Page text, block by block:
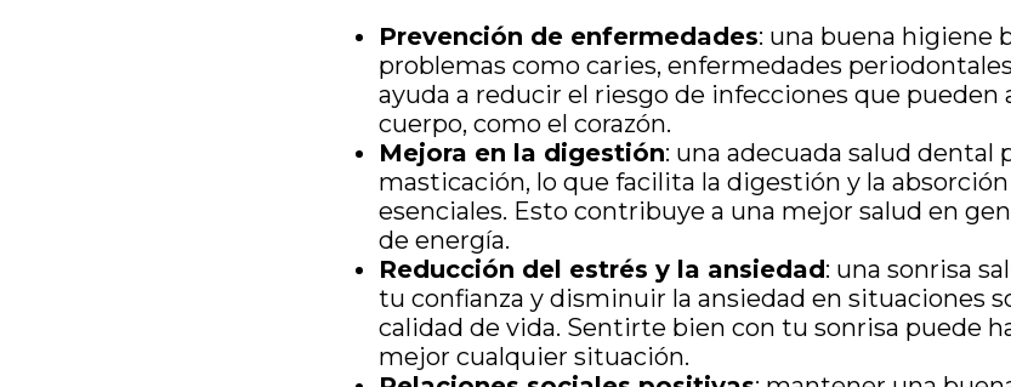
Prevención de enfermedades: una buena higiene
problemas como caries, enfermedades
ayuda a reducir el riesgo de infecciones que pueden
cuerpo, como el corazón.
Mejora en la digestión: una adecuada salud
masticación, lo que facilita la digestión y la
esenciales. Esto contribuye a una mejor salud en
de energía.
Reducción del estrés y la ansiedad: una sonrisa
tu confianza y disminuir la ansiedad en situaciones
calidad de vida. Sentirte bien con tu sonrisa puede
mejor cualquier situación.